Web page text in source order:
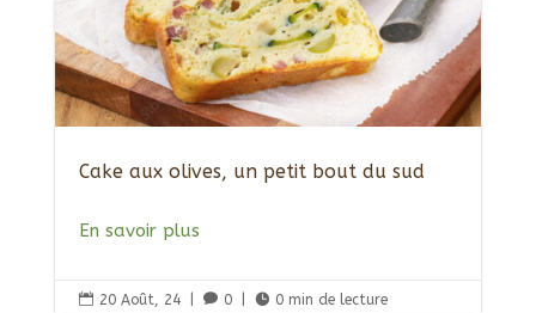
Cake aux olives, un petit bout du sud
En savoir plus
 20 Août, 24  0  0 min de lecture